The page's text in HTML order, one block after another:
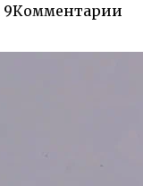
9Комментарии